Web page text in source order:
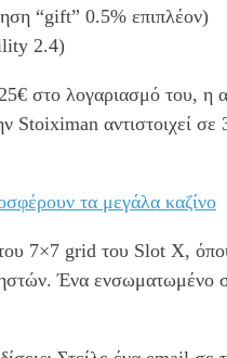
“gift” 0.5% επιπλέον)
2.4)
στο λογαριασμό του, η
αντιστοιχεί σε
τα μεγάλα καζίνο
7×7 grid του Slot X,
Ένα ενσωματωμένο